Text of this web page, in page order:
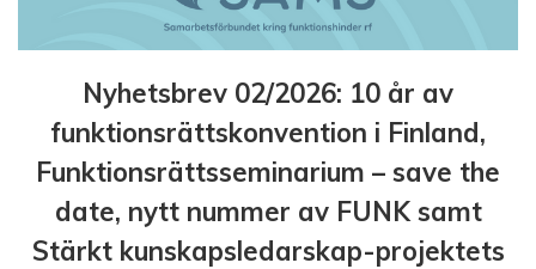
Nyhetsbrev 02/2026: 10 år av
funktionsrättskonvention i Finland,
Funktionsrättsseminarium – save the
date, nytt nummer av FUNK samt
Stärkt kunskapsledarskap-projektets